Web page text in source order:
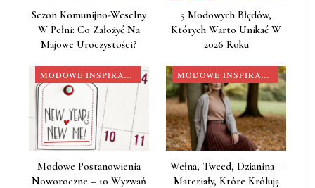
Sezon Komunijno-Weselny
W Pełni: Co Założyć Na
Majowe Uroczystości?
5 Modowych Błędów,
Których Warto Unikać W
2026 Roku
MODOWE INSPIRACJE
Modowe Postanowienia
Noworoczne – 10 Wyzwań
MODOWE INSPIRACJE
Wełna, Tweed, Dzianina –
Materiały, Które Królują